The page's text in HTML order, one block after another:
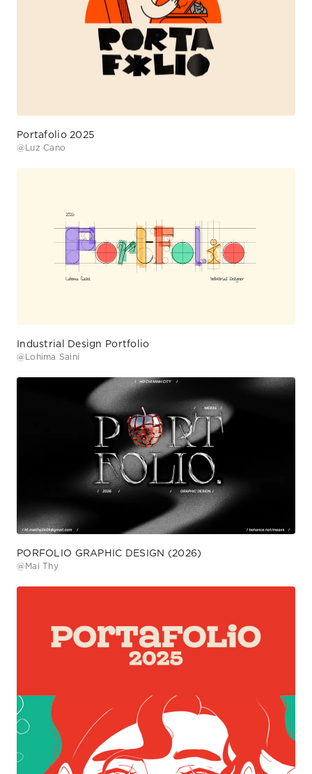
Portafolio 2025
@ Luz Cano
Industrial Design Portfolio
@Lohima Saini
PORFOLIO GRAPHIC DESIGN (2026)
@Mai Thy